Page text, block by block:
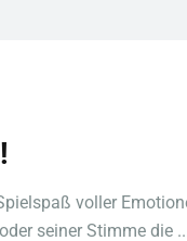
voller
seiner Stimme die